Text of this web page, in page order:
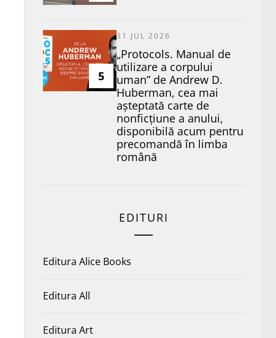
5
31 JUL 2026
„Protocols. Manual de
utilizare a corpului
uman” de Andrew D.
Huberman, cea mai
așteptată carte de
nonficțiune a anului,
disponibilă acum pentru
precomandă în limba
română
EDITURI
Editura Alice Books
Editura All
Editura Art